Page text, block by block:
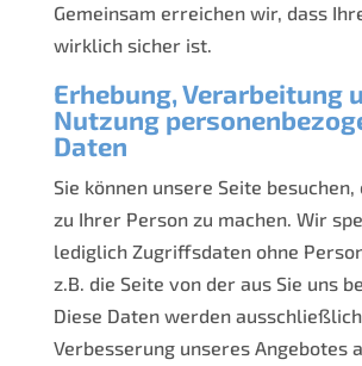
Gemeinsam erreichen wir, dass
wirklich sicher ist.
Erhebung, Verarbeitung
Nutzung
Daten
Sie können unsere Seite besuchen,
zu Ihrer Person zu machen. Wir
lediglich Zugriffsdaten ohne
z.B. die Seite von der aus Sie uns
Diese Daten werden
Verbesserung unseres Angebotes